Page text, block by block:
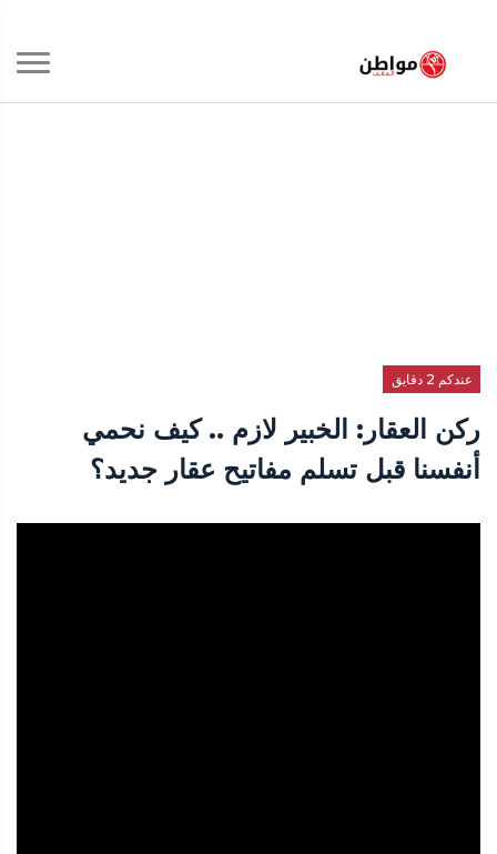
عندكم 2 دقايق
ركن العقار: الخبير لازم .. كيف نحمي
أنفسنا قبل تسلم مفاتيح عقار جديد؟